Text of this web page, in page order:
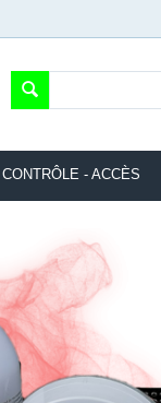
CONTRÔLE - ACCÈS